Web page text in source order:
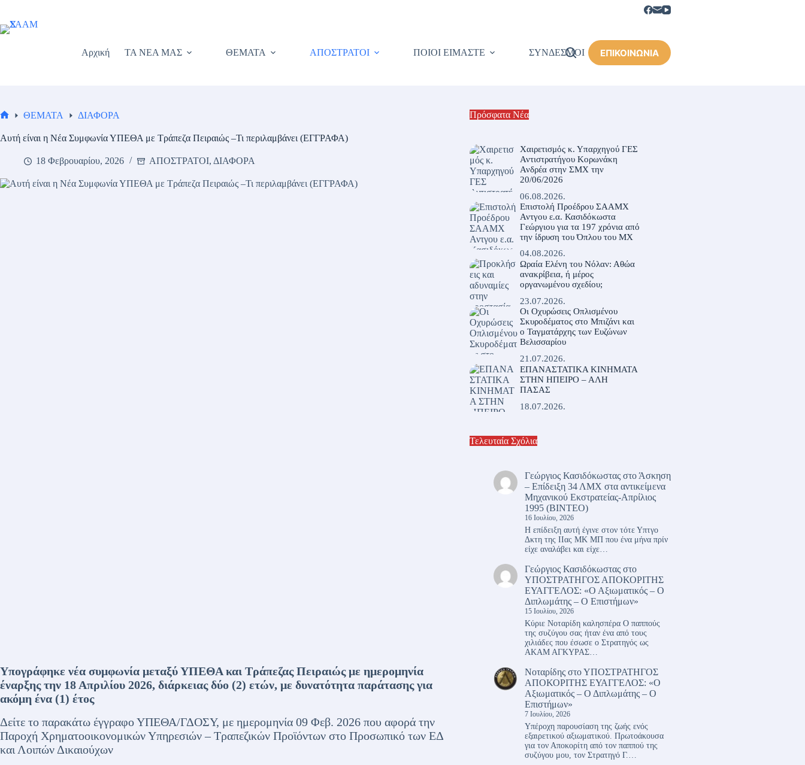
περιεχόμενο
Αρχική ΤΑ ΝΕΑ ΜΑΣ ΘΕΜΑΤΑ ΑΠΟΣΤΡΑΤΟΙ ΠΟΙΟΙ ΕΙΜΑΣΤΕ ΣΥΝΔΕΣΜΟΙ ΕΠΙΚΟΙΝΩΝΙΑ
σελίδα
ΘΕΜΑΤΑ ΔΙΑΦΟΡΑ
Αυτή είναι η Νέα Συμφωνία ΥΠΕΘΑ με Τράπεζα Πειραιώς –Τι περιλαμβάνει (ΕΓΓΡΑΦΑ)
18 Φεβρουαρίου, 2026 ΑΠΟΣΤΡΑΤΟΙ, ΔΙΑΦΟΡΑ
Υπογράφηκε νέα συμφωνία μεταξύ ΥΠΕΘΑ και Τράπεζας Πειραιώς με ημερομηνία
έναρξης την 18 Απριλίου 2026, διάρκειας δύο (2) ετών, με δυνατότητα παράτασης για
ακόμη ένα (1) έτος
Δείτε το παρακάτω έγγραφο ΥΠΕΘΑ/ΓΔΟΣΥ, με ημερομηνία 09 Φεβ. 2026 που αφορά την
Παροχή Χρηματοοικονομικών Υπηρεσιών – Τραπεζικών Προϊόντων στο Προσωπικό των ΕΔ
και Λοιπών Δικαιούχων
Πρόσφατα Νέα
Χαιρετισμός κ. Υπαρχηγού ΓΕΣ
Αντιστρατήγου Κορωνάκη
Ανδρέα στην ΣΜΧ την
20/06/2026
06.08.2026.
Επιστολή Προέδρου ΣΑΑΜΧ
Αντγου ε.α. Κασιδόκωστα
Γεώργιου για τα 197 χρόνια από
την ίδρυση του Όπλου του ΜΧ
04.08.2026.
Ωραία Ελένη του Νόλαν: Αθώα
ανακρίβεια, ή μέρος
οργανωμένου σχεδίου;
23.07.2026.
Οι Οχυρώσεις Οπλισμένου
Σκυροδέματος στο Μπιζάνι και
ο Ταγματάρχης των Ευζώνων
Βελισσαρίου
21.07.2026.
ΕΠΑΝΑΣΤΑΤΙΚΑ ΚΙΝΗΜΑΤΑ
ΣΤΗΝ ΗΠΕΙΡΟ – ΑΛΗ
ΠΑΣΑΣ
18.07.2026.
Τελευταία Σχόλια
Γεώργιος Κασιδόκωστας στο Άσκηση
– Επίδειξη 34 ΛΜΧ στα αντικείμενα
Μηχανικού Εκστρατείας-Απρίλιος
1995 (ΒΙΝΤΕΟ)
16 Ιουλίου, 2026
Η επίδειξη αυτή έγινε στον τότε Υπτγο
Δκτη της ΙΙας ΜΚ ΜΠ που ένα μήνα πρίν
είχε αναλάβει και είχε…
Γεώργιος Κασιδόκωστας στο
ΥΠΟΣΤΡΑΤΗΓΟΣ ΑΠΟΚΟΡΙΤΗΣ
ΕΥΑΓΓΕΛΟΣ: «Ο Αξιωματικός – Ο
Διπλωμάτης – Ο Επιστήμων»
15 Ιουλίου, 2026
Κύριε Νοταρίδη καλησπέρα Ο παππούς
της συζύγου σας ήταν ένα από τους
χιλιάδες που έσωσε ο Στρατηγός ως
ΑΚΑΜ ΑΓΚΥΡΑΣ…
Νοταρίδης στοΥΠΟΣΤΡΑΤΗΓΟΣ
ΑΠΟΚΟΡΙΤΗΣ ΕΥΑΓΓΕΛΟΣ: «Ο
Αξιωματικός – Ο Διπλωμάτης – Ο
Επιστήμων»
7 Ιουλίου, 2026
Υπέροχη παρουσίαση της ζωής ενός
εξαιρετικού αξιωματικού. Πρωτοάκουσα
για τον Αποκορίτη από τον παππού της
συζύγου μου, τον Στρατηγό Γ.…